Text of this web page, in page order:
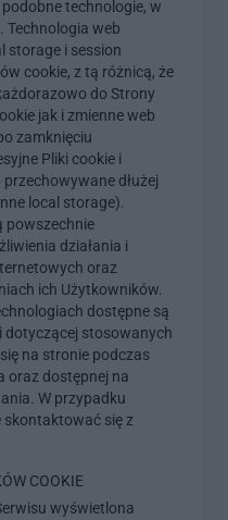
technologie, w
Technologia web
storage i session
cookie, z tą różnicą, że
do Strony
jak i zmienne web
zamknięciu
Pliki cookie i
dłużej
local storage).
powszechnie
działania i
oraz
ich Użytkowników.
dostępne są
dotyczącej stosowanych
na stronie podczas
oraz dostępnej na
W przypadku
skontaktować się z
COOKIE
wyświetlona